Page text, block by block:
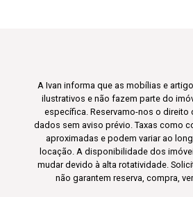
A Ivan informa que as mobílias e
ilustrativos e não fazem parte do
específica. Reservamo-nos o direito
dados sem aviso prévio. Taxas como
aproximadas e podem variar ao
locação. A disponibilidade dos
mudar devido à alta rotatividade.
não garantem reserva, compra,